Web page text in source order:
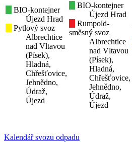
BIO-kontejner
Újezd Hrad
Pytlový svoz
Albrechtice
nad Vltavou
(Písek),
Hladná,
Chřešťovice,
Jehnědno,
Údraž,
Újezd
BIO-kontejner
Újezd Hrad
Rumpold-
směsný svoz
Albrechtice
nad Vltavou
(Písek),
Hladná,
Chřešťovice,
Jehnědno,
Údraž,
Újezd
Kalendář svozu odpadu